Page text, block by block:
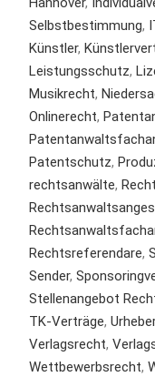
Selbstbestimmung,
Künstler,
Leistungsschutz,
Musikrecht,
Onlinerecht,
Patentschutz,
rechtsanwälte,
Rechtsreferendare,
Sender,
Stellenangebot
TK-Verträge,
Verlagsrecht,
Wettbewerbsrecht,